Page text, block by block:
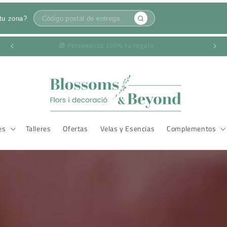
zona?
📍Envíos en BARCELONA
Talleres Ofertas Velas y Esencias Complementos